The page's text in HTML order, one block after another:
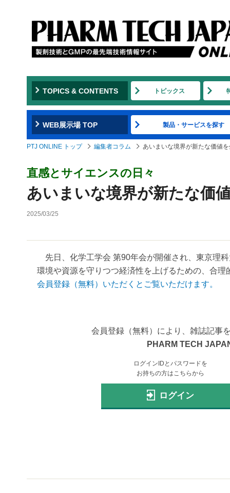
TOPICS & CONTENTS トピックス
WEB展示場 TOP 製品・サービスを探す
PTJ ONLINE トップ 編集者コラム あいまいな境界が新たな価値
直感とサイエンスの日々
あいまいな境界が新たな価
2025/03/25
先日、化学工学会 第90年会が開催され、東京理
環境や資源を守りつつ経済性を上げるための、合
会員登録（無料）いただくとご覧いただけます。
会員登録（無料）により、雑誌記事
PHARM TECH
ログインIDとパスワードを
お持ちの方はこちらから
ログイン